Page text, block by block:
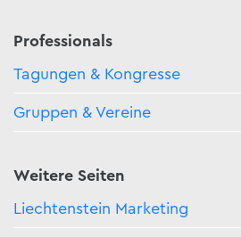
Professionals
Tagungen & Kongresse
Gruppen & Vereine
Weitere Seiten
Liechtenstein Marketing